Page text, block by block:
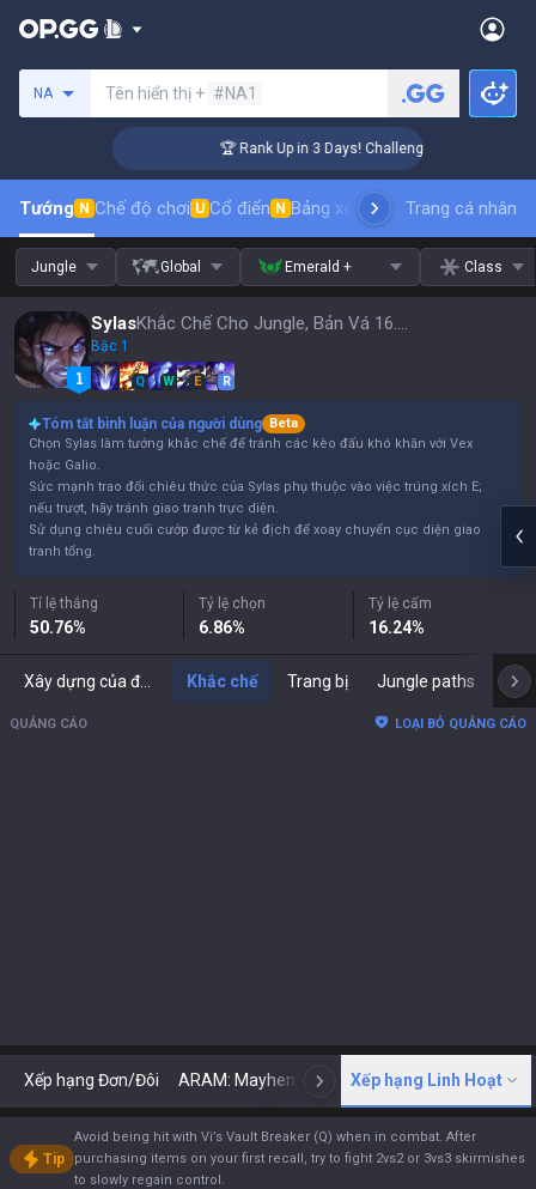
NA Tên hiển thị + #NA1
🏆 Rank Up in 3 Days! Challenger Coaching
Tướng N Chế độ chơi U Cổ điển N Bảng xếp hạng trang phụcthứ
Trang cá nhân
Jungle Global Emerald + Class
Sylas Khắc Chế Cho Jungle, Bản Vá 16.15
Bậc 1
Q W E R
Tóm tắt bình luận của người dùng Beta
Chọn Sylas làm tướng khắc chế để tránh các kèo đấu khó khăn với Vex
hoặc Galio.
Sức mạnh trao đổi chiêu thức của Sylas phụ thuộc vào việc trúng xích E;
nếu trượt, hãy tránh giao tranh trực diện.
Sử dụng chiêu cuối cướp được từ kẻ địch để xoay chuyển cục diện giao
tranh tổng.
Tỉ lệ thắng
50.76%
Tỷ lệ chọn
6.86%
Tỷ lệ cấm
16.24%
Khắc chế Trang bị Jungle paths
QUẢNG CÁO LOẠI BỎ QUẢNG CÁO
Xếp hạng Đơn/Đôi ARAM: Mayhem Cổ điển N ARENA
Xếp hạng Linh Hoạt
Tip
Avoid being hit with Vi’s Vault Breaker (Q) when in combat. After
purchasing items on your first recall, try to fight 2vs2 or 3vs3 skirmishes
to slowly regain control.